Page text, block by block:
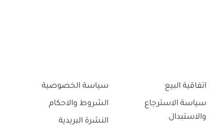
اتفاقية البيع
سياسة الاسترجاع
والاستبدال
سياسة الخصوصية
الشروط والاحكام
النشرة البريدية